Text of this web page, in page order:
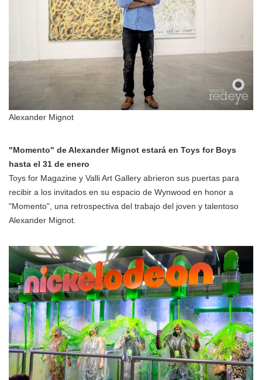
Alexander Mignot
"Momento" de Alexander Mignot estará en Toys for Boys
hasta el 31 de enero
Toys for Magazine y Valli Art Gallery abrieron sus puertas para
recibir a los invitados en su espacio de Wynwood en honor a
"Momento", una retrospectiva del trabajo del joven y talentoso
Alexander Mignot.